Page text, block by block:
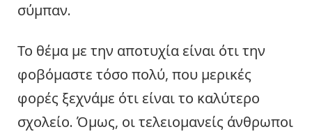
σύμπαν.
Το θέμα με την αποτυχία είναι ότι την
φοβόμαστε τόσο πολύ, που μερικές
φορές ξεχνάμε ότι είναι το καλύτερο
σχολείο. Όμως, οι τελειομανείς άνθρωποι